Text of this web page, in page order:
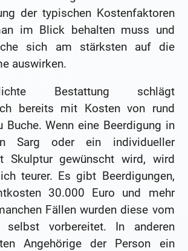
der typischen Kostenfaktoren
im Blick behalten muss und
sich am stärksten auf die
auswirken.
Bestattung schlägt
bereits mit Kosten von rund
Buche. Wenn eine Beerdigung in
Sarg oder ein individueller
Skulptur gewünscht wird, wird
teurer. Es gibt Beerdigungen,
30.000 Euro und mehr
Fällen wurden diese vom
selbst vorbereitet. In anderen
Angehörige der Person ein